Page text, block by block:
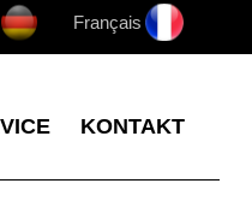
Français
KONTAKT